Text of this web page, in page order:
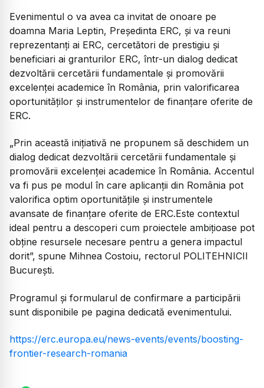
Evenimentul o va avea ca invitat de onoare pe
doamna Maria Leptin, Președinta ERC, și va reuni
reprezentanți ai ERC, cercetători de prestigiu și
beneficiari ai granturilor ERC, într-un dialog dedicat
dezvoltării cercetării fundamentale și promovării
excelenței academice în România, prin valorificarea
oportunităților și instrumentelor de finanțare oferite de
ERC.
„Prin această inițiativă ne propunem să deschidem un
dialog dedicat dezvoltării cercetării fundamentale și
promovării excelenței academice în România. Accentul
va fi pus pe modul în care aplicanții din România pot
valorifica optim oportunitățile și instrumentele
avansate de finanțare oferite de ERC.Este contextul
ideal pentru a descoperi cum proiectele ambițioase pot
obține resursele necesare pentru a genera impactul
dorit”, spune Mihnea Costoiu, rectorul POLITEHNICII
București.
Programul și formularul de confirmare a participării
sunt disponibile pe pagina dedicată evenimentului.
https://erc.europa.eu/news-events/events/boosting-
frontier-research-romania